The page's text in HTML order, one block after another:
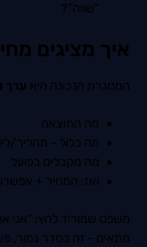
“שווה”?
איך מציגים
המסגרת הנכונה היא ערך
מה התוצאה
מה כלול - תהליך/
מה מקבלים בפועל
ואז: המחיר +
משפט שמוריד לחץ: “אני
מתאים - זה בסדר גמור,